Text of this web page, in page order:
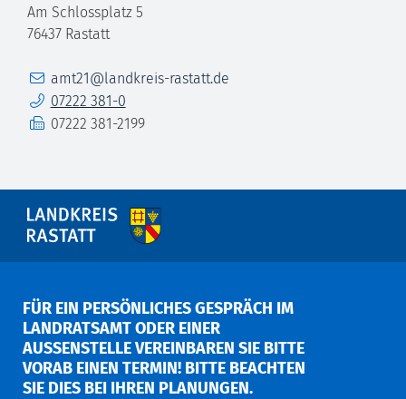
Am Schlossplatz 5
76437 Rastatt
E-Mailamt21@landkreis-rastatt.de
Telefon07222 381-0
Fax 07222 381-2199
FÜR EIN PERSÖNLICHES GESPRÄCH IM
LANDRATSAMT ODER EINER
AUSSENSTELLE VEREINBAREN SIE BITTE V
ORAB EINEN TERMIN! BITTE BEACHTEN S
IE DIES BEI IHREN PLANUNGEN.